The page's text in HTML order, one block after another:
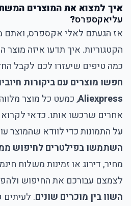
איך למצוא את המוצרים
עליאקספרס?
אז הגעתם לאלי אקספרס, ואתם
הקטגוריות. איך תדעו איזה
כמה טיפים שיעזרו לכם לקבל
חפשו מוצרים עם ביקורות
Aliexpress, כמעט כל מוצר
אחרים שרכשו אותו. כדאי
על התמונות כדי לוודא שהמוצר
השתמשו בפילטרים לחיפוש
מחיר, דירוג או זמינות משלוח
לצמצם עבורכם את החיפוש
השוו בין מוכרים שונים.